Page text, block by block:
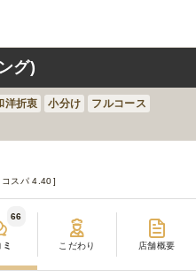
グ)
洋折衷 小分け
フルコース
コスパ 4.40
ミ
66
こだわり 店舗概要